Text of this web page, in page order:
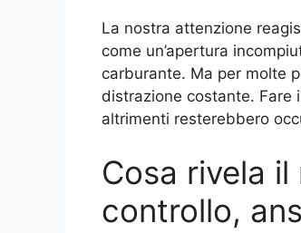
La nostra attenzione
come un’apertura
carburante. Ma per molte
distrazione costante. Fare
altrimenti resterebbero
Cosa rivela
controllo,